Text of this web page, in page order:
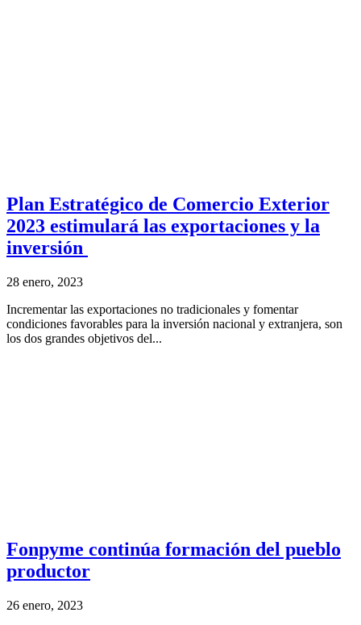
Plan Estratégico de Comercio Exterior
2023 estimulará las exportaciones y la
inversión
28 enero, 2023
Incrementar las exportaciones no tradicionales y fomentar
condiciones favorables para la inversión nacional y extranjera, son
los dos grandes objetivos del...
Fonpyme continúa formación del pueblo
productor
26 enero, 2023